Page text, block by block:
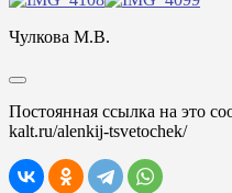
Чулкова М.В.
Постоянная ссылка на это
kalt.ru/alenkij-tsvetochek/